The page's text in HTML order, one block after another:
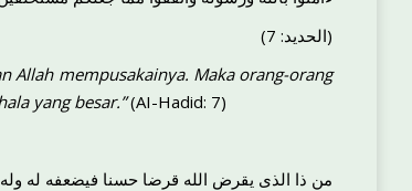
(الحديد: 7)
Allah mempusakainya. Maka orang-orang
yang besar.”(AI-Hadid: 7)
من ذا الذى يقرض الله قرضا حسنا فيضعفه له